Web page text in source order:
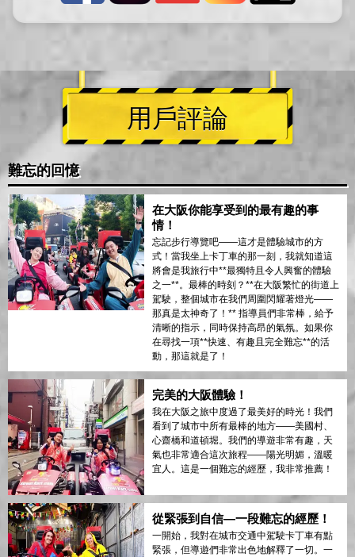
用戶評論
難忘的回憶
在大阪你能享受到的最有趣的事
情！
忘記步行導覽吧——這才是體驗城市的方
式！當我坐上卡丁車的那一刻，我就知道這
將會是我旅行中**最獨特且令人興奮的體驗
之一**。最棒的時刻？**在大阪繁忙的街道上
駕駛，整個城市在我們周圍閃耀著燈光——
那真是太神奇了！** 指導員們非常棒，給予
清晰的指示，同時保持高昂的氣氛。如果你
在尋找一項**快速、有趣且完全難忘**的活
動，那這就是了！
完美的大阪體驗！
我在大阪之旅中度過了最美好的時光！我們
看到了城市中所有最棒的地方——美國村、
心齋橋和道頓堀。我們的導遊非常有趣，天
氣也非常適合這次旅程——陽光明媚，溫暖
宜人。這是一個難忘的經歷，我非常推薦！
從緊張到自信—一段難忘的經歷！
一開始，我對在城市交通中駕駛卡丁車有點
緊張，但導遊們非常出色地解釋了一切。一